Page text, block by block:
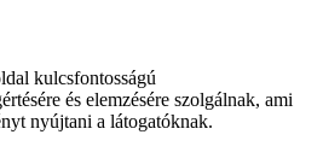
kulcsfontosságú
és elemzésére szolgálnak, ami
nyújtani a látogatóknak.